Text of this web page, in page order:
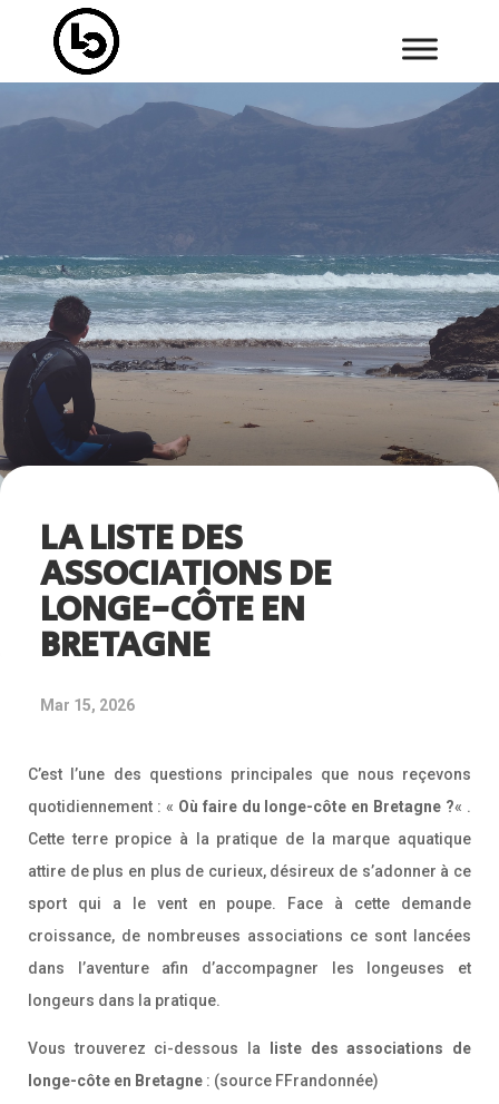
LA LISTE DES
ASSOCIATIONS DE
LONGE-CÔTE EN
BRETAGNE
Mar 15, 2026
C’est l’une des questions principales que nous reçevons
quotidiennement : « Où faire du longe-côte en Bretagne ?« .
Cette terre propice à la pratique de la marque aquatique
attire de plus en plus de curieux, désireux de s’adonner à ce
sport qui a le vent en poupe. Face à cette demande
croissance, de nombreuses associations ce sont lancées
dans l’aventure afin d’accompagner les longeuses et
longeurs dans la pratique.
Vous trouverez ci-dessous la
liste des associations de
longe-côte en Bretagne : (source FFrandonnée)